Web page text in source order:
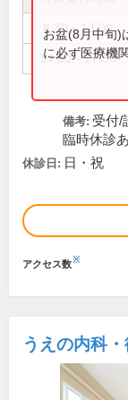
8:30～13:00
14:00～17:30
お盆(8月中旬)
に必ず医療機
備考: 受付/
臨時休診
休診日: 日・祝
アクセス数※
うえの内科